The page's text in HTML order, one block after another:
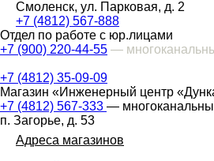
Смоленск, ул. Парковая, д. 2
+7 (4812) 567-888
Отдел по работе с юр.лицами
+7 (900) 220-44-55 —
+7 (4812) 35-09-09
Магазин «Инженерный центр
+7 (4812) 567-333 —
п. Загорье, д. 53
Адреса магазинов